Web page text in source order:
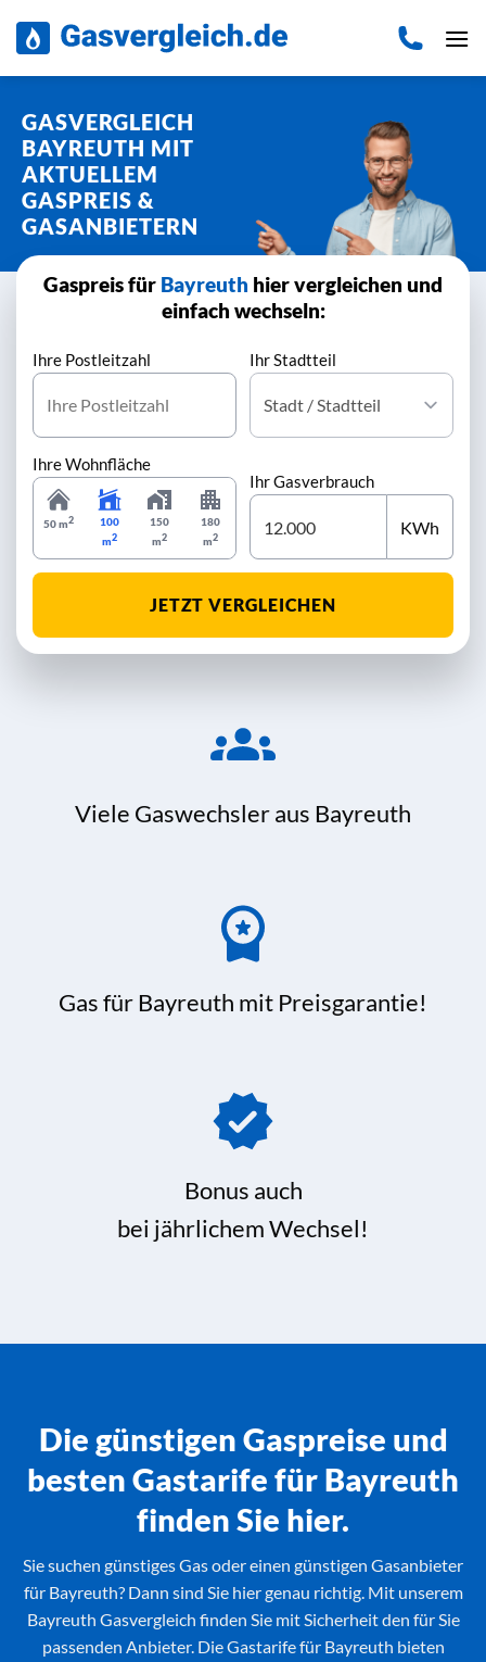
Inhalt
GASVERGLEICH
BAYREUTH MIT
AKTUELLEM
GASPREIS &
GASANBIETERN
Gaspreis für Bayreuth hier vergleichen und
einfach wechseln:
Ihre Postleitzahl Ihr Stadtteil
Ihre Wohnfläche
50 m2
100
m2
150
m2
180
m2
Ihr Gasverbrauch
KWh
JETZT VERGLEICHEN
Viele Gaswechsler aus Bayreuth
Gas für Bayreuth mit Preisgarantie!
Bonus auch
bei jährlichem Wechsel!
Die günstigen Gaspreise und
besten Gastarife für Bayreuth
finden Sie hier.
Sie suchen günstiges Gas oder einen günstigen Gasanbieter
für Bayreuth? Dann sind Sie hier genau richtig. Mit unserem
Bayreuth Gasvergleich finden Sie mit Sicherheit den für Sie
passenden Anbieter. Die Gastarife für Bayreuth bieten